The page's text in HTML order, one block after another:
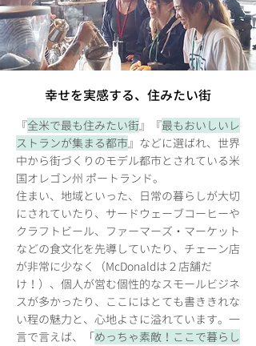
幸せを実感する、住みたい街
『全米で最も住みたい街』『最もおいしいレ
ストランが集まる都市』などに選ばれ、世界
中から街づくりのモデル都市とされている米
国オレゴン州 ポートランド。
住まい、地域といった、日常の暮らしが大切
にされていたり、サードウェーブコーヒーや
クラフトビール、ファーマーズ・マーケット
などの食文化を先導していたり、チェーン店
が非常に少なく（McDonaldは２店舗だ
け！）、個人が営む個性的なスモールビジネ
スが多かったり、ここにはとても書ききれな
い程の魅力と、心地よさに溢れています。一
言で言えば、「めっちゃ素敵！ここで暮らし